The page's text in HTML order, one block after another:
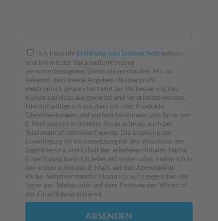
Ich habe die Erklärung zum Datenschutzgelesen
und bin mit der Verarbeitung meiner
personenbezogenen Daten einverstanden. Mir ist
bekannt, dass meine Angaben/ Nutzerprofil
elektronisch gespeichert und zur Verbesserung des
Kundenservices ausgewertet und verarbeitet werden.
Hiermit willige ich ein, dass ich über Produkte,
Dienstleistungen und weitere Leistungen von Sycor per
E-Mail sowohl in direkter Ansprache als auch per
Telefonanruf informiert werde. Die Erteilung der
Einwilligung ist Voraussetzung für den Abschluss der
Registrierung und Erhalt der erbetenen Inhalte. Meine
Einwilligung kann ich jederzeit widerrufen, indem ich in
den entsprechenden E-Mails auf den Abmeldelink
klicke. Selbstverständlich kann ich auch gegenüber der
Sycor per Telefax oder auf dem Postweg den Widerruf
der Einwilligung erklären.
ABSENDEN